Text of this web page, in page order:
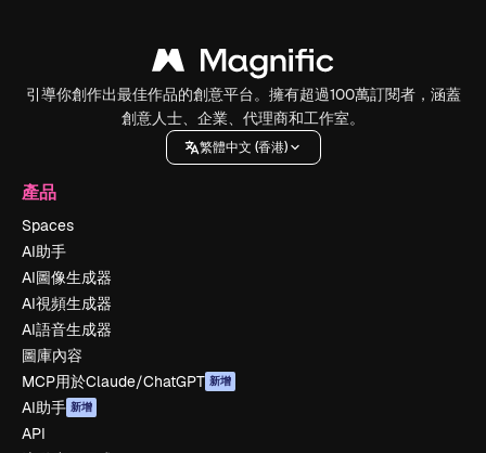
引導你創作出最佳作品的創意平台。擁有超過100萬訂閱者，涵蓋
創意人士、企業、代理商和工作室。
繁體中文 (香港)
產品
Spaces
AI助手
AI圖像生成器
AI視頻生成器
AI語音生成器
圖庫內容
MCP用於Claude/ChatGPT 新增
AI助手 新增
API